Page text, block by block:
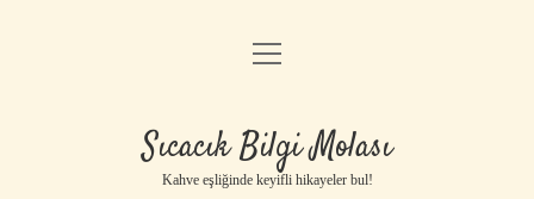
Anasayfa
Yasal Uyarı
menüyü
Sıcacık Bilgi Molası
Kahve eşliğinde keyifli hikayeler bul!